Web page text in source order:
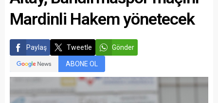
Mardinli Hakem yönetecek
Paylaş Tweetle Gönder
ABONE OL